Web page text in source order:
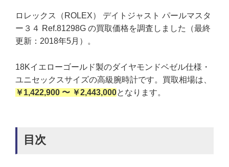
ロレックス（ROLEX） デイトジャスト パールマスタ
ー３４ Ref.81298G の買取価格を調査しました（最終
更新：2018年5月）。
18Kイエローゴールド製のダイヤモンドベゼル仕様・
ユニセックスサイズの高級腕時計です。買取相場は、
￥1,422,900 〜 ￥2,443,000となります。
目次